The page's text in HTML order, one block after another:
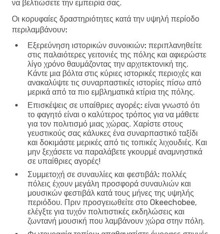
να βελτιώσετε την εμπειρία σας.
Οι κορυφαίες δραστηριότητες κατά την υψηλή περίοδο
περιλαμβάνουν:
Εξερεύνηση ιστορικών συνοικιών: περιπλανηθείτε
στις παλαιότερες γειτονιές της πόλης και αφιερώστε
λίγο χρόνο θαυμάζοντας την αρχιτεκτονική της.
Κάντε μια βόλτα στις κύριες ιστορικές περιοχές και
ανακαλύψτε τις συναρπαστικές ιστορίες πίσω από
μερικά από τα πιο εμβληματικά κτίρια της πόλης.
Επισκέψεις σε υπαίθριες αγορές: είναι γνωστό ότι
το φαγητό είναι ο καλύτερος τρόπος για να μάθετε
για τον πολιτισμό μιας χώρας. Χαρίστε στους
γευστικούς σας κάλυκες ένα συναρπαστικό ταξίδι
και δοκιμάστε μερικές από τις τοπικές λιχουδιές. Και
μην ξεχάσετε να παραλάβετε γκουρμέ αναμνηστικά
σε υπαίθριες αγορές!
Συμμετοχή σε συναυλίες και φεστιβάλ: πολλές
πόλεις έχουν μεγάλη προσφορά συναυλιών και
μουσικών φεστιβάλ κατά τους μήνες της υψηλής
περιόδου. Πριν προσγειωθείτε στο Okeechobee,
ελέγξτε για τυχόν πολιτιστικές εκδηλώσεις και
ζωντανή μουσική που λαμβάνουν χώρα στην πόλη.